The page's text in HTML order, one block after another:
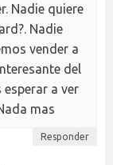
Nadie quiere
Nadie
vender a
del
a ver
mas
Responder